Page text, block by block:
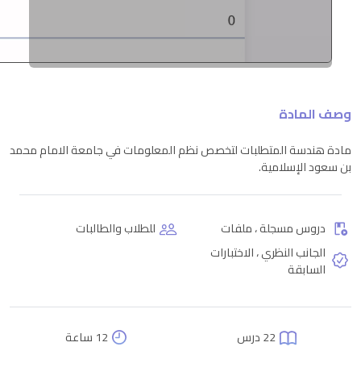
وصف المادة
مادة هندسة المتطلبات لتخصص نظم المعلومات في جامعة الامام محمد
بن سعود الإسلامية.
دروس مسجلة ، ملفات
للطلاب والطالبات
الجانب النظري ، الاختبارات
السابقة
22 درس 12 ساعة